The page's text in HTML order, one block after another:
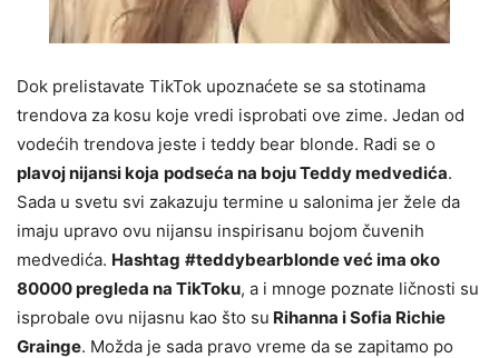
Dok prelistavate TikTok upoznaćete se sa stotinama
trendova za kosu koje vredi isprobati ove zime. Jedan od
vodećih trendova jeste i teddy bear blonde. Radi se o
plavoj nijansi koja podseća na boju Teddy medvedića.
Sada u svetu svi zakazuju termine u salonima jer žele da
imaju upravo ovu nijansu inspirisanu bojom čuvenih
medvedića. Hashtag #teddybearblonde već ima oko
80000 pregleda na TikToku, a i mnoge poznate ličnosti su
isprobale ovu nijasnu kao što su Rihanna i Sofia Richie
Grainge. Možda je sada pravo vreme da se zapitamo po